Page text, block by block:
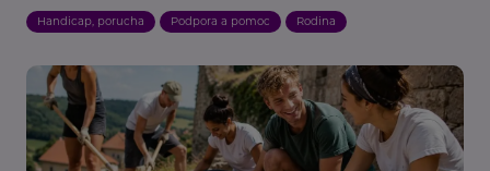
Handicap, porucha Podpora a pomoc Rodina